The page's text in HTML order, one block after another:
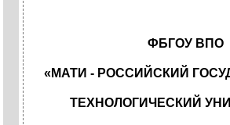
ФБГОУ ВПО
«МАТИ - РОССИЙСКИЙ
ТЕХНОЛОГИЧЕСКИЙ